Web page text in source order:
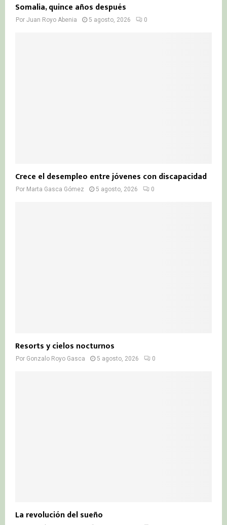
Somalia, quince años después
Por Juan Royo Abenia 5 agosto, 2026 0
Crece el desempleo entre jóvenes con discapacidad
Por Marta Gasca Gómez 5 agosto, 2026 0
Resorts y cielos nocturnos
Por Gonzalo Royo Gasca 5 agosto, 2026 0
La revolución del sueño